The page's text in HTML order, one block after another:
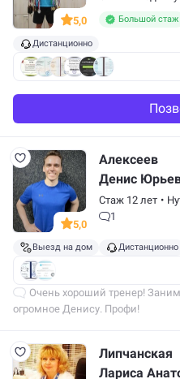
5,0 Большой стаж
Дистанционно
5,0
Алексеев
Денис
Стаж 12 лет •
1
Выезд на дом Дистанционно
Очень хороший тренер!
огромное Денису. Профи!
Липчанская
Лариса